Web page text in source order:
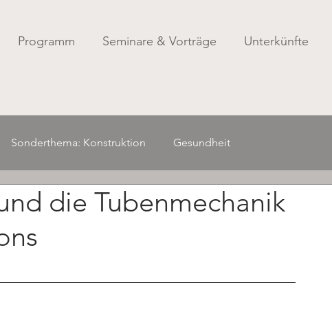
Programm Seminare & Vorträge Unterkünfte
Sonderthema: Konstruktion Gesundheit
Werkzeug/ Material Klangwelt KI im Instrument
die Tubenmechanik